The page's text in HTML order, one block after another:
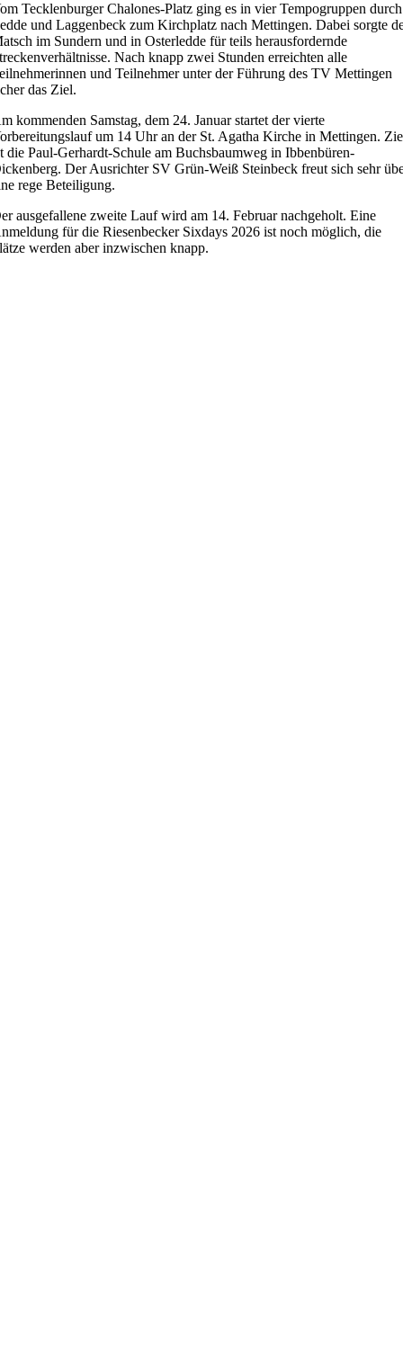
Tecklenburger Chalones-Platz ging es in vier Tempogruppen durch
und Laggenbeck zum Kirchplatz nach Mettingen. Dabei sorgte
im Sundern und in Osterledde für teils herausfordernde
Nach knapp zwei Stunden erreichten alle
und Teilnehmer unter der Führung des TV Mettingen
das Ziel.
kommenden Samstag, dem 24. Januar startet der vierte
um 14 Uhr an der St. Agatha Kirche in Mettingen.
die Paul-Gerhardt-Schule am Buchsbaumweg in Ibbenbüren-
Der Ausrichter SV Grün-Weiß Steinbeck freut sich sehr
rege Beteiligung.
ausgefallene zweite Lauf wird am 14. Februar nachgeholt. Eine
für die Riesenbecker Sixdays 2026 ist noch möglich, die
werden aber inzwischen knapp.